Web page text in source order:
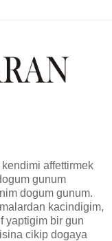
affettirmek
gunum
dogum gunum.
kacindigim,
yaptigim bir gun
cikip dogaya